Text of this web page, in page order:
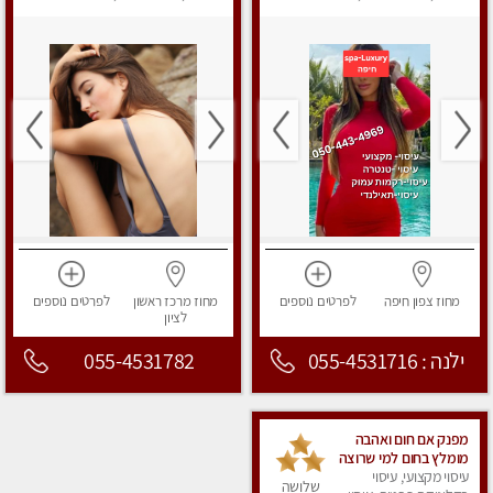
מחוז צפוןחיפה לפרטים נוספים
ילנה : 055-4531716
מחוז מרכזראשון
לציון
לפרטים נוספים
055-4531782
מפנק אם חום ואהבה
מומלץ בחום למי שרוצה
להירגע- מומלץ לחלוטין!
עיסוי מקצועי, עיסוי
שלושה